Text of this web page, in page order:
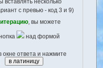
вставлять несколько
с превью - код 3 и 9)
, вы можете
над формой
окне ответа и нажмите